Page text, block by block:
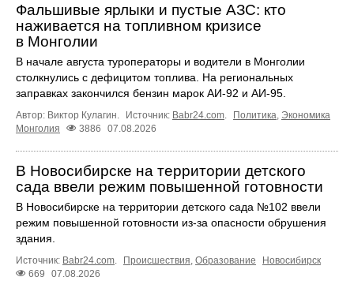
Фальшивые ярлыки и пустые АЗС: кто
наживается на топливном кризисе
в Монголии
В начале августа туроператоры и водители в Монголии
столкнулись с дефицитом топлива. На региональных
заправках закончился бензин марок АИ-92 и АИ-95.
Автор: Виктор Кулагин. Источник: Babr24.com Политика Экономика
Монголия
3886 07.08.2026
В Новосибирске на территории детского
сада ввели режим повышенной готовности
В Новосибирске на территории детского сада №102 ввели
режим повышенной готовности из-за опасности обрушения
здания.
Источник: Babr24.com. Происшествия, Образование
Новосибирск
669
07.08.2026